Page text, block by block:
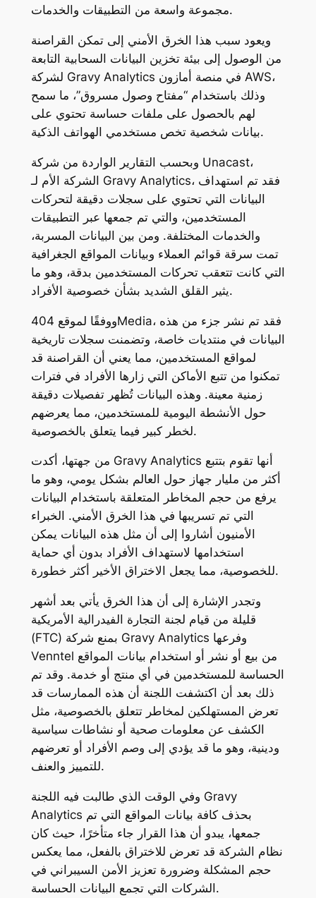
مجموعة واسعة من التطبيقات والخدمات.
ويعود سبب هذا الخرق الأمني إلى تمكن القراصنة
من الوصول إلى بيئة تخزين البيانات السحابية التابعة
لشركة Gravy Analytics في منصة أمازون AWS،
وذلك باستخدام “مفتاح وصول مسروق”، ما سمح
لهم بالحصول على ملفات حساسة تحتوي على
بيانات شخصية تخص مستخدمي الهواتف الذكية.
وبحسب التقارير الواردة من شركة Unacast،
الشركة الأم لـ Gravy Analytics، فقد تم استهداف
البيانات التي تحتوي على سجلات دقيقة لتحركات
المستخدمين، والتي تم جمعها عبر التطبيقات
والخدمات المختلفة. ومن بين البيانات المسربة،
تمت سرقة قوائم العملاء وبيانات المواقع الجغرافية
التي كانت تتعقب تحركات المستخدمين بدقة، وهو ما
يثير القلق الشديد بشأن خصوصية الأفراد.
ووفقًا لموقع 404Media، فقد تم نشر جزء من هذه
البيانات في منتديات خاصة، وتضمنت سجلات تاريخية
لمواقع المستخدمين، مما يعني أن القراصنة قد
تمكنوا من تتبع الأماكن التي زارها الأفراد في فترات
زمنية معينة. وهذه البيانات تُظهر تفصيلات دقيقة
حول الأنشطة اليومية للمستخدمين، مما يعرضهم
لخطر كبير فيما يتعلق بالخصوصية.
من جهتها، أكدت Gravy Analytics أنها تقوم بتتبع
أكثر من مليار جهاز حول العالم بشكل يومي، وهو ما
يرفع من حجم المخاطر المتعلقة باستخدام البيانات
التي تم تسريبها في هذا الخرق الأمني. الخبراء
الأمنيون أشاروا إلى أن مثل هذه البيانات يمكن
استخدامها لاستهداف الأفراد بدون أي حماية
للخصوصية، مما يجعل الاختراق الأخير أكثر خطورة.
وتجدر الإشارة إلى أن هذا الخرق يأتي بعد أشهر
قليلة من قيام لجنة التجارة الفيدرالية الأمريكية
(FTC) بمنع شركة Gravy Analytics وفرعها
Venntel من بيع أو نشر أو استخدام بيانات المواقع
الحساسة للمستخدمين في أي منتج أو خدمة. وقد تم
ذلك بعد أن اكتشفت اللجنة أن هذه الممارسات قد
تعرض المستهلكين لمخاطر تتعلق بالخصوصية، مثل
الكشف عن معلومات صحية أو نشاطات سياسية
ودينية، وهو ما قد يؤدي إلى وصم الأفراد أو تعرضهم
للتمييز والعنف.
وفي الوقت الذي طالبت فيه اللجنة Gravy
Analytics بحذف كافة بيانات المواقع التي تم
جمعها، يبدو أن هذا القرار جاء متأخرًا، حيث كان
نظام الشركة قد تعرض للاختراق بالفعل، مما يعكس
حجم المشكلة وضرورة تعزيز الأمن السيبراني في
الشركات التي تجمع البيانات الحساسة.